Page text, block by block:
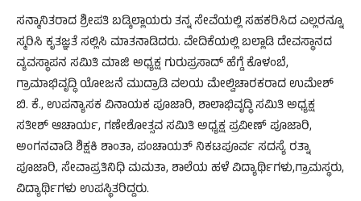
ಸನ್ಮಾನಿತರಾದ ಶ್ರೀಪತಿ ಬಡ್ಕಿಲ್ಲಾಯರು ತನ್ನ ಸೇವೆಯಲ್ಲಿ ಸಹಕರಿಸಿದ ಎಲ್ಲರನ್ನೂ
ಸ್ಮರಿಸಿ ಕೃತಜ್ಞತೆ ಸಲ್ಲಿಸಿ ಮಾತನಾಡಿದರು. ವೇದಿಕೆಯಲ್ಲಿ ಬಲ್ಲಾಡಿ ದೇವಸ್ಥಾನದ
ವ್ಯವಸ್ಥಾಪನ ಸಮಿತಿ ಮಾಜಿ ಅಧ್ಯಕ್ಷ ಗುರುಪ್ರಸಾದ್ ಹೆಗ್ಡೆ ಕೊಳಂಬೆ,
ಗ್ರಾಮಾಭಿವೃದ್ಧಿ ಯೋಜನೆ ಮುದ್ರಾಡಿ ವಲಯ ಮೇಲ್ವಿಚಾರಕರಾದ ಉಮೇಶ್
ಬಿ. ಕೆ., ಉಪನ್ಯಾಸಕ ವಿನಾಯಕ ಪೂಜಾರಿ, ಶಾಲಾಭಿವೃದ್ಧಿ ಸಮಿತಿ ಅಧ್ಯಕ್ಷ
ಸತೀಶ್ ಆಚಾರ್ಯ, ಗಣೇಶೋತ್ಸವ ಸಮಿತಿ ಅಧ್ಯಕ್ಷ ಪ್ರವೀಣ್ ಪೂಜಾರಿ,
ಅಂಗನವಾಡಿ ಶಿಕ್ಷಕಿ ಶಾಂತಾ, ಪಂಚಾಯತ್ ನಿಕಟಪೂರ್ವ ಸದಸ್ಯೆ ರತ್ನಾ
ಪೂಜಾರಿ, ಸೇವಾಪ್ರತಿನಿಧಿ ಮಮತಾ, ಶಾಲೆಯ ಹಳೆ ವಿದ್ಯಾರ್ಥಿಗಳು,ಗ್ರಾಮಸ್ಥರು,
ವಿದ್ಯಾರ್ಥಿಗಳು ಉಪಸ್ಥಿತರಿದ್ದರು.